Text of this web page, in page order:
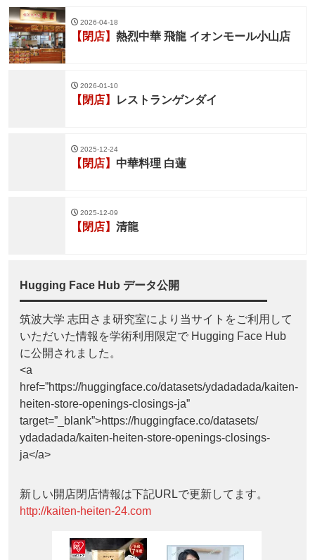
2026-04-18
【閉店】 熱烈中華 飛龍 イオンモール小山店
2026-01-10
【閉店】 レストランゲンダイ
2025-12-24
【閉店】 中華料理 白蓮
2025-12-09
【閉店】 清龍
Hugging Face Hub データ公開
筑波大学 志田さま研究室により当サイトをご利用して
いただいた情報を学術利用限定で Hugging Face Hub
に公開されました。
<a
href=”https://huggingface.co/datasets/ydadadada/kaiten-
heiten-store-openings-closings-ja”
target=”_blank”>https://huggingface.co/datasets/
ydadadada/kaiten-heiten-store-openings-closings-
ja</a>
新しい開店閉店情報は下記URLで更新してます。
http://kaiten-heiten-24.com